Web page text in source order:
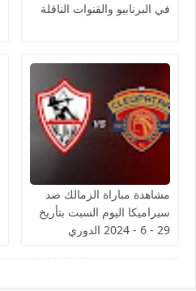
في البرنابيو والقنوات الناقلة
مشاهدة مباراة الزمالك ضد
سيراميكا اليوم السبت بتأريخ
29 - 6 - 2024 الدوري